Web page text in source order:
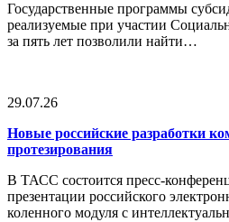
Государственные программы
реализуемые при участии
за пять лет позволили найти…
29.07.26
Новые российские разработки
протезирования
В ТАСС состоится пресс-
презентации российского
коленного модуля с